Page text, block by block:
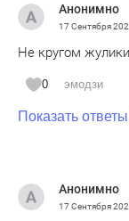
Анонимно
17 Сентября
Не кругом
0 эмодзи
Показать
Анонимно
17 Сентября